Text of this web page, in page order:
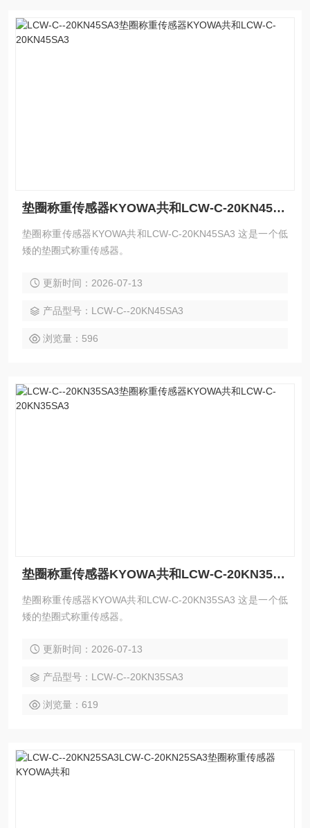
垫圈称重传感器KYOWA共和LCW-C-20KN45SA3
垫圈称重传感器KYOWA共和LCW-C-20KN45SA3 这是一个低
矮的垫圈式称重传感器。
更新时间：2026-07-13
产品型号：LCW-C--20KN45SA3
浏览量：596
垫圈称重传感器KYOWA共和LCW-C-20KN35SA3
垫圈称重传感器KYOWA共和LCW-C-20KN35SA3 这是一个低
矮的垫圈式称重传感器。
更新时间：2026-07-13
产品型号：LCW-C--20KN35SA3
浏览量：619